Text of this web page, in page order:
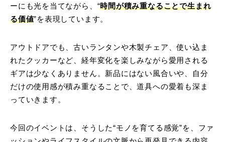
ーにも光を当てながら、“時間が積み重なることで生まれ
る価値”を表現しています。
アウトドアでも、古いランタンや木製チェア、使い込ま
れたクッカーなど、経年変化を楽しみながら愛用される
ギアは少なくありません。新品にはない風合いや、自分
だけの使用感が積み重なることで、道具への愛着も深ま
っていきます。
今回のイベントは、そうした“モノを育てる感覚”を、ファ